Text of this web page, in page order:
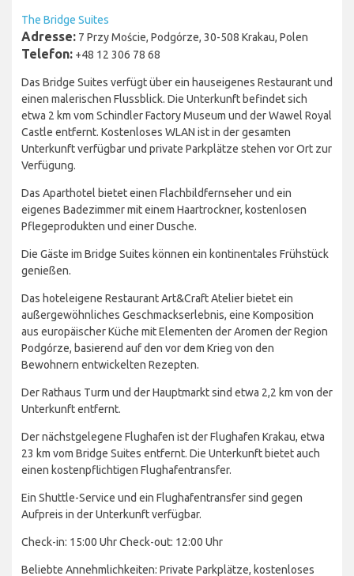
The Bridge Suites
Adresse: 7 Przy Moście, Podgórze, 30-508 Krakau, Polen
Telefon: +48 12 306 78 68
Das Bridge Suites verfügt über ein hauseigenes Restaurant und
einen malerischen Flussblick. Die Unterkunft befindet sich
etwa 2 km vom Schindler Factory Museum und der Wawel Royal
Castle entfernt. Kostenloses WLAN ist in der gesamten
Unterkunft verfügbar und private Parkplätze stehen vor Ort zur
Verfügung.
Das Aparthotel bietet einen Flachbildfernseher und ein
eigenes Badezimmer mit einem Haartrockner, kostenlosen
Pflegeprodukten und einer Dusche.
Die Gäste im Bridge Suites können ein kontinentales Frühstück
genießen.
Das hoteleigene Restaurant Art&Craft Atelier bietet ein
außergewöhnliches Geschmackserlebnis, eine Komposition
aus europäischer Küche mit Elementen der Aromen der Region
Podgórze, basierend auf den vor dem Krieg von den
Bewohnern entwickelten Rezepten.
Der Rathaus Turm und der Hauptmarkt sind etwa 2,2 km von der
Unterkunft entfernt.
Der nächstgelegene Flughafen ist der Flughafen Krakau, etwa
23 km vom Bridge Suites entfernt. Die Unterkunft bietet auch
einen kostenpflichtigen Flughafentransfer.
Ein Shuttle-Service und ein Flughafentransfer sind gegen
Aufpreis in der Unterkunft verfügbar.
Check-in: 15:00 Uhr Check-out: 12:00 Uhr
Beliebte Annehmlichkeiten: Private Parkplätze, kostenloses